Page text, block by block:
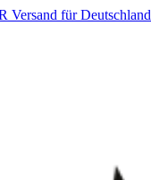
Versand für Deutschland